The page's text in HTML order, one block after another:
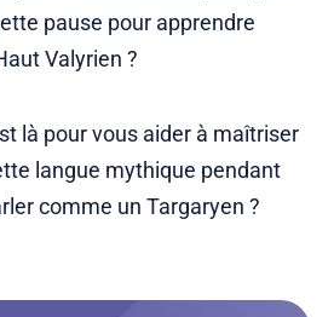
pause pour apprendre
Valyrien ?
là pour vous aider à maîtriser
langue mythique pendant
comme un Targaryen ?